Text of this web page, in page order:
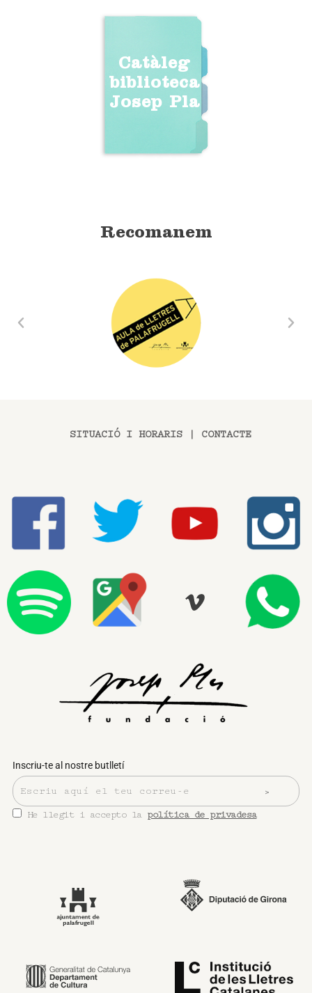
Catàleg
biblioteca
Josep Pla
Recomanem
SITUACIÓ I HORARIS CONTACTE
Inscriu-te al nostre butlletí
He llegit i accepto la política de privadesa